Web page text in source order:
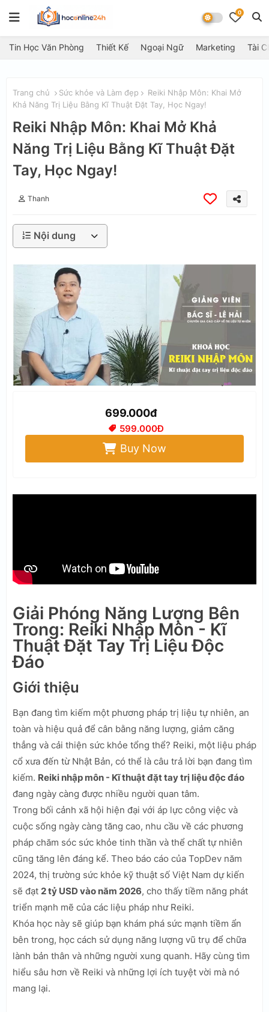
0
Tin Học Văn Phòng Thiết Kế Ngoại Ngữ Marketing Tài
Trang chủ Sức khỏe và Làm đẹp
Reiki Nhập Môn: Khai Mở
Khả Năng Trị Liệu Bằng Kĩ Thuật Đặt Tay, Học Ngay!
Reiki Nhập Môn: Khai Mở Khả
Năng Trị Liệu Bằng Kĩ Thuật Đặt
Tay, Học Ngay!
Thanh
Nội dung
699.000đ
599.000Đ
Buy Now
Giải Phóng Năng Lượng Bên
Trong: Reiki Nhập Môn - Kĩ
Thuật Đặt Tay Trị Liệu Độc
Đáo
Giới thiệu
Bạn đang tìm kiếm một phương pháp trị liệu tự nhiên, an
toàn và hiệu quả để cân bằng năng lượng, giảm căng
thẳng và cải thiện sức khỏe tổng thể? Reiki, một liệu pháp
cổ xưa đến từ Nhật Bản, có thể là câu trả lời bạn đang tìm
kiếm. Reiki nhập môn - Kĩ thuật đặt tay trị liệu độc đáo
đang ngày càng được nhiều người quan tâm.
Trong bối cảnh xã hội hiện đại với áp lực công việc và
cuộc sống ngày càng tăng cao, nhu cầu về các phương
pháp chăm sóc sức khỏe tinh thần và thể chất tự nhiên
cũng tăng lên đáng kể. Theo báo cáo của TopDev năm
2024, thị trường sức khỏe kỹ thuật số Việt Nam dự kiến
sẽ đạt 2 tỷ USD vào năm 2026, cho thấy tiềm năng phát
triển mạnh mẽ của các liệu pháp như Reiki.
Khóa học này sẽ giúp bạn khám phá sức mạnh tiềm ẩn
bên trong, học cách sử dụng năng lượng vũ trụ để chữa
lành bản thân và những người xung quanh. Hãy cùng tìm
hiểu sâu hơn về Reiki và những lợi ích tuyệt vời mà nó
mang lại.